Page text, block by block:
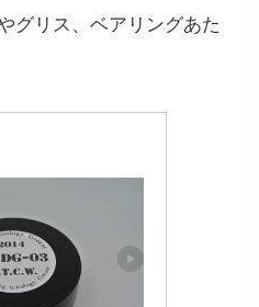
グリス、ベアリングあた